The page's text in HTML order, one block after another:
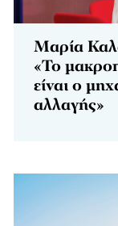
Μαρία
«Το
είναι ο
αλλαγής»